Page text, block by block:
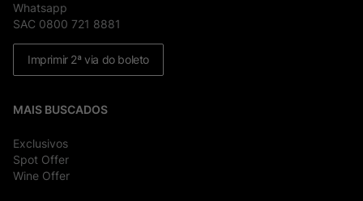
Whatsapp
SAC 0800 721 8881
Imprimir 2ª via do boleto
MAIS BUSCADOS
Exclusivos
Spot Offer
Wine Offer